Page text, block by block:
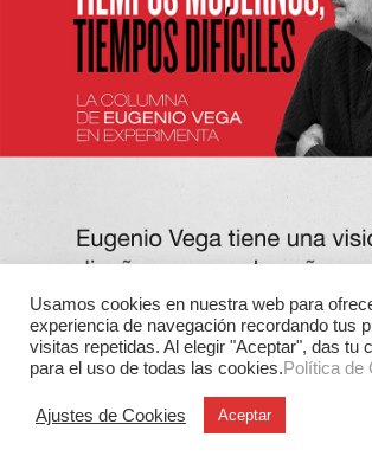
Usamos cookies en nuestra web para
experiencia de navegación recordando tus
visitas repetidas. Al elegir "Aceptar", das tu
para el uso de todas las cookies.Política de
Ajustes de Cookies Aceptar